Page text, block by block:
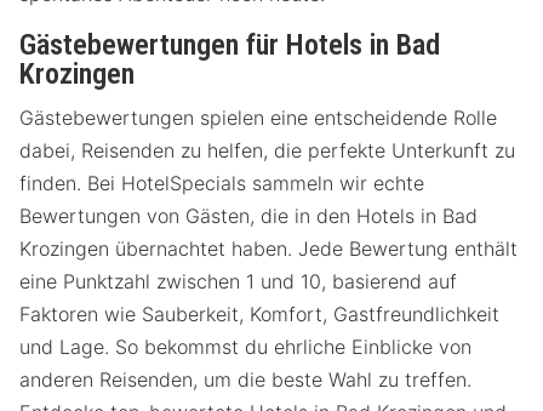
Gästebewertungen für Hotels in Bad
Krozingen
Gästebewertungen spielen eine entscheidende Rolle
dabei, Reisenden zu helfen, die perfekte Unterkunft zu
finden. Bei HotelSpecials sammeln wir echte
Bewertungen von Gästen, die in den Hotels in Bad
Krozingen übernachtet haben. Jede Bewertung enthält
eine Punktzahl zwischen 1 und 10, basierend auf
Faktoren wie Sauberkeit, Komfort, Gastfreundlichkeit
und Lage. So bekommst du ehrliche Einblicke von
anderen Reisenden, um die beste Wahl zu treffen.